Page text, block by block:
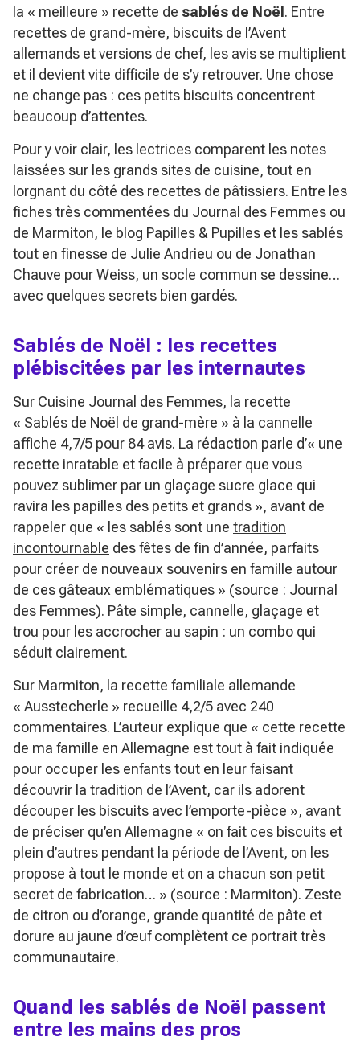
la « meilleure » recette de sablés de Noël. Entre
recettes de grand-mère, biscuits de l’Avent
allemands et versions de chef, les avis se multiplient
et il devient vite difficile de s’y retrouver. Une chose
ne change pas : ces petits biscuits concentrent
beaucoup d’attentes.
Pour y voir clair, les lectrices comparent les notes
laissées sur les grands sites de cuisine, tout en
lorgnant du côté des recettes de pâtissiers. Entre les
fiches très commentées du Journal des Femmes ou
de Marmiton, le blog Papilles & Pupilles et les sablés
tout en finesse de Julie Andrieu ou de Jonathan
Chauve pour Weiss, un socle commun se dessine…
avec quelques secrets bien gardés.
Sablés de Noël : les recettes
plébiscitées par les internautes
Sur Cuisine Journal des Femmes, la recette
« Sablés de Noël de grand-mère » à la cannelle
affiche 4,7/5 pour 84 avis. La rédaction parle d’« une
recette inratable et facile à préparer que vous
pouvez sublimer par un glaçage sucre glace qui
ravira les papilles des petits et grands », avant de
rappeler que « les sablés sont une tradition
incontournable des fêtes de fin d’année, parfaits
pour créer de nouveaux souvenirs en famille autour
de ces gâteaux emblématiques » (source : Journal
des Femmes). Pâte simple, cannelle, glaçage et
trou pour les accrocher au sapin : un combo qui
séduit clairement.
Sur Marmiton, la recette familiale allemande
« Ausstecherle » recueille 4,2/5 avec 240
commentaires. L’auteur explique que « cette recette
de ma famille en Allemagne est tout à fait indiquée
pour occuper les enfants tout en leur faisant
découvrir la tradition de l’Avent, car ils adorent
découper les biscuits avec l’emporte-pièce », avant
de préciser qu’en Allemagne « on fait ces biscuits et
plein d’autres pendant la période de l’Avent, on les
propose à tout le monde et on a chacun son petit
secret de fabrication… » (source : Marmiton). Zeste
de citron ou d’orange, grande quantité de pâte et
dorure au jaune d’œuf complètent ce portrait très
communautaire.
Quand les sablés de Noël passent
entre les mains des pros